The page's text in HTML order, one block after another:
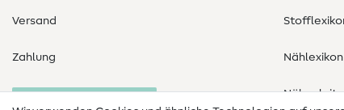
Versand
Zahlung Nählexikon